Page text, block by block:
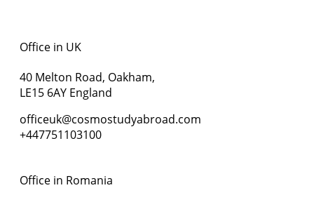
Office in UK
40 Melton Road, Oakham,
LE15 6AY England
officeuk@cosmostudyabroad.com
+447751103100
Office in Romania